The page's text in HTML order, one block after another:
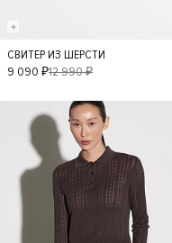
M
СВИТЕР ИЗ ШЕРСТИ
9 090 ₽12 990 ₽